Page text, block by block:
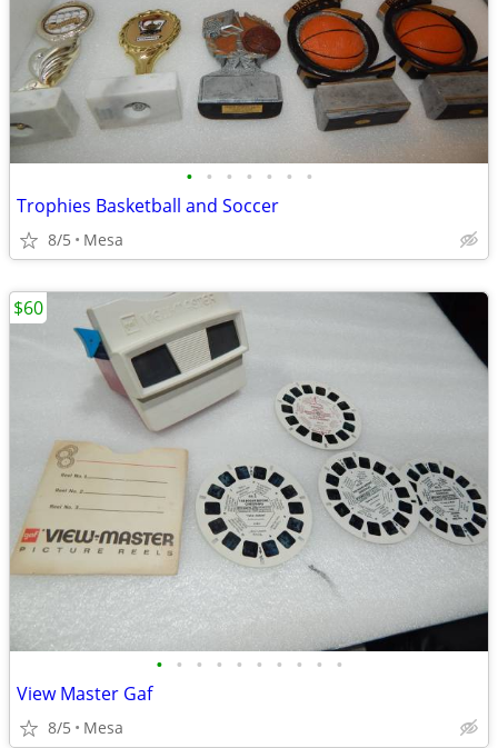
• • • • • • •
Trophies Basketball and Soccer
8/5 Mesa
• • • • • • • • • •
View Master Gaf
8/5 Mesa
$60